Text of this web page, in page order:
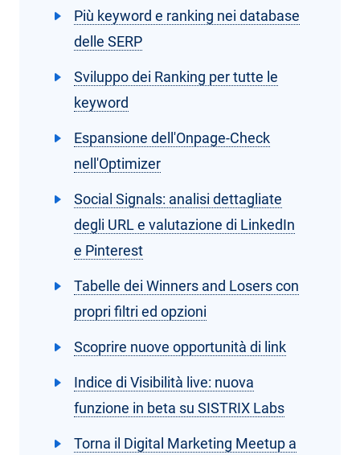
Più keyword e ranking nei database
delle SERP
Sviluppo dei Ranking per tutte le
keyword
Espansione dell'Onpage-Check
nell'Optimizer
Social Signals: analisi dettagliate
degli URL e valutazione di LinkedIn
e Pinterest
Tabelle dei Winners and Losers con
propri filtri ed opzioni
Scoprire nuove opportunità di link
Indice di Visibilità live: nuova
funzione in beta su SISTRIX Labs
Torna il Digital Marketing Meetup a